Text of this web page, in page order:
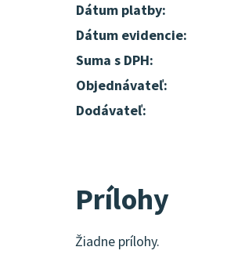
Dátum platby:
Dátum evidencie:
Suma s DPH:
Objednávateľ:
Dodávateľ:
Prílohy
Žiadne prílohy.